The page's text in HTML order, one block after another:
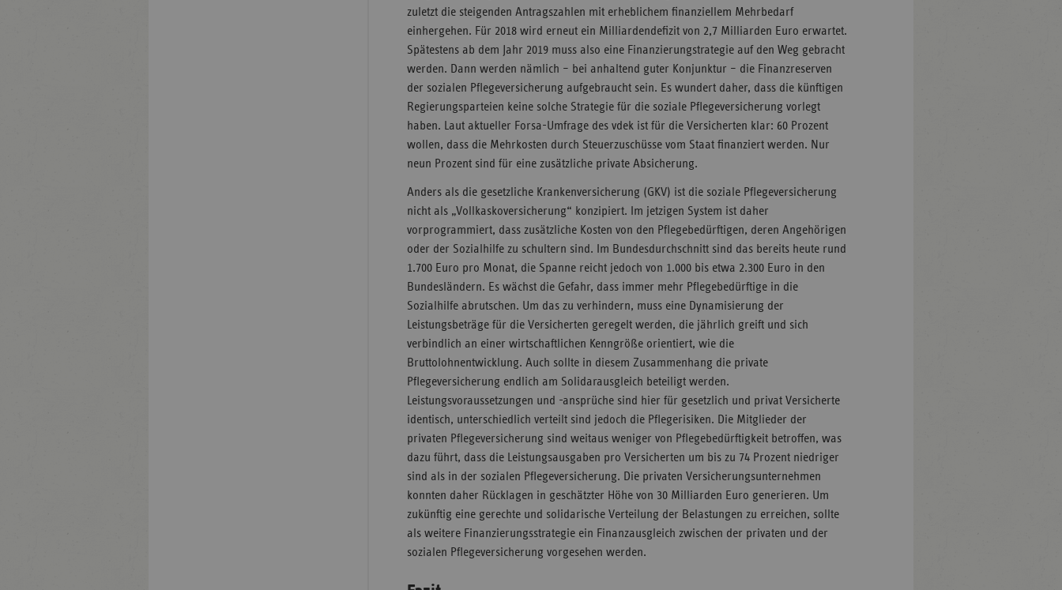
zuletzt die steigenden Antragszahlen mit erheblichem finanziellem Mehrbedarf
einhergehen. Für 2018 wird erneut ein Milliardendefizit von 2,7 Milliarden Euro erwartet.
Spätestens ab dem Jahr 2019 muss also eine Finanzierungstrategie auf den Weg gebracht
werden. Dann werden nämlich – bei anhaltend guter Konjunktur – die Finanzreserven
der sozialen Pflegeversicherung aufgebraucht sein. Es wundert daher, dass die künftigen
Regierungsparteien keine solche Strategie für die soziale Pflegeversicherung vorlegt
haben. Laut aktueller Forsa-Umfrage des vdek ist für die Versicherten klar: 60 Prozent
wollen, dass die Mehrkosten durch Steuerzuschüsse vom Staat finanziert werden. Nur
neun Prozent sind für eine zusätzliche private Absicherung.
Anders als die gesetzliche Krankenversicherung (GKV) ist die soziale Pflegeversicherung
nicht als „Vollkaskoversicherung“ konzipiert. Im jetzigen System ist daher
vorprogrammiert, dass zusätzliche Kosten von den Pflegebedürftigen, deren Angehörigen
oder der Sozialhilfe zu schultern sind. Im Bundesdurchschnitt sind das bereits heute rund
1.700 Euro pro Monat, die Spanne reicht jedoch von 1.000 bis etwa 2.300 Euro in den
Bundesländern. Es wächst die Gefahr, dass immer mehr Pflegebedürftige in die
Sozialhilfe abrutschen. Um das zu verhindern, muss eine Dynamisierung der
Leistungsbeträge für die Versicherten geregelt werden, die jährlich greift und sich
verbindlich an einer wirtschaftlichen Kenngröße orientiert, wie die
Bruttolohnentwicklung. Auch sollte in diesem Zusammenhang die private
Pflegeversicherung endlich am Solidarausgleich beteiligt werden.
Leistungsvoraussetzungen und -ansprüche sind hier für gesetzlich und privat Versicherte
identisch, unterschiedlich verteilt sind jedoch die Pflegerisiken. Die Mitglieder der
privaten Pflegeversicherung sind weitaus weniger von Pflegebedürftigkeit betroffen, was
dazu führt, dass die Leistungsausgaben pro Versicherten um bis zu 74 Prozent niedriger
sind als in der sozialen Pflegeversicherung. Die privaten Versicherungsunternehmen
konnten daher Rücklagen in geschätzter Höhe von 30 Milliarden Euro generieren. Um
zukünftig eine gerechte und solidarische Verteilung der Belastungen zu erreichen, sollte
als weitere Finanzierungsstrategie ein Finanzausgleich zwischen der privaten und der
sozialen Pflegeversicherung vorgesehen werden.